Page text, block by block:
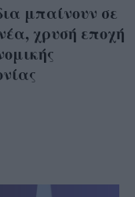
μπαίνουν σε
χρυσή εποχή